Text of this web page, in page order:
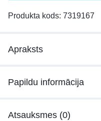
Produkta kods: 7319167
Apraksts
Papildu informācija
Atsauksmes (0)